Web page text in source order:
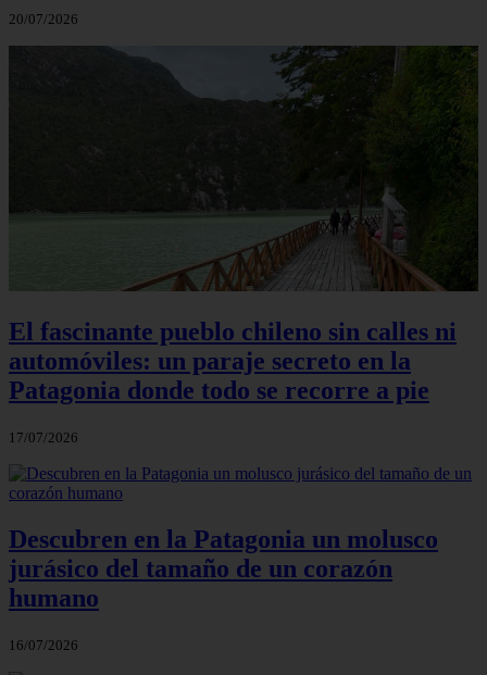
20/07/2026
El fascinante pueblo chileno sin calles ni
automóviles: un paraje secreto en la
Patagonia donde todo se recorre a pie
17/07/2026
Descubren en la Patagonia un molusco
jurásico del tamaño de un corazón
humano
16/07/2026